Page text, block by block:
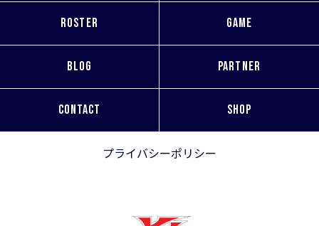
ROSTER GAME
BLOG PARTNER
CONTACT SHOP
プライバシーポリシー